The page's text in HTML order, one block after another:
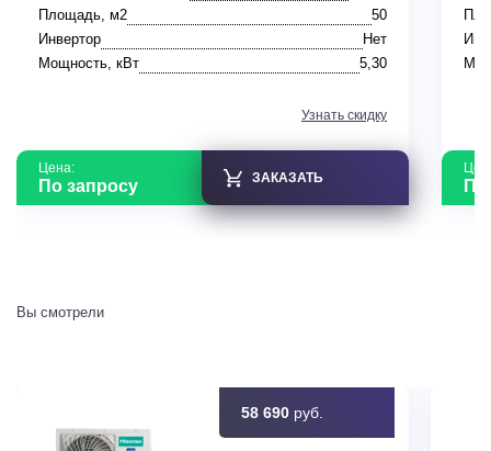
Площадь, м2
50
Инвертор
Нет
Мощность, кВт
5,30
Узнать скидку
Цена:
По запросу ЗАКАЗАТЬ По
Вы смотрели
58 690 руб.